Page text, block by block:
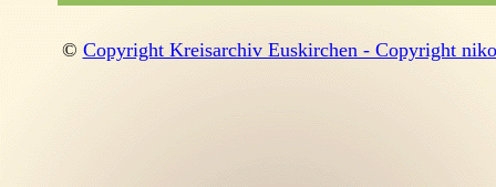
© Copyright Kreisarchiv Euskirchen - Copyright